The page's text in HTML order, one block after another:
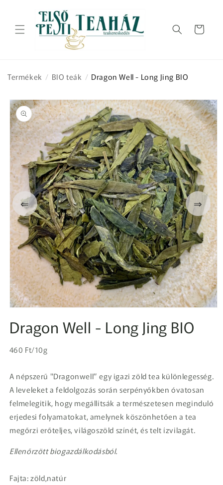
tartalomhoz
Kosár
Termékek / BIO teák / Dragon Well - Long Jing BIO
⇐
Kihagyás, és
ugrás a
termékadatokra
megnyitása
a
párbeszédpanelen
⇒
Dragon Well - Long Jing BIO
Normál
Egységár
460 Ft/10g
A népszerű "Dragonwell” egy igazi zöld tea különlegesség.
A leveleket a feldolgozás során serpényőkben óvatosan
felmelegitik, hogy megállítsák a természetesen meginduló
erjedesi folyamatokat, amelynek köszönhetően a tea
megőrzi erőteljes, világoszöld színét, és telt ízvilagát.
Ellenőrzött biogazdálkodásból.
Fajta: zöld,natúr